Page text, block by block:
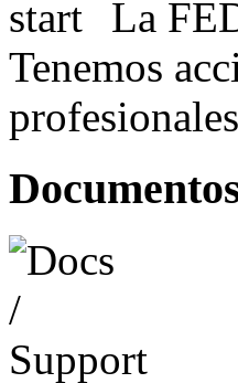
La
Tenemos